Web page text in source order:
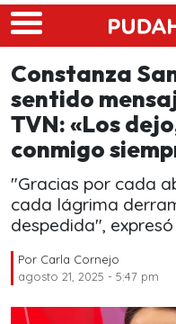
Skip to main content
Constanza
sentido
TVN: «Los
conmigo
"Gracias por cada
cada lágrima
despedida",
Por Carla Cornejo
agosto 21, 2025 - 5:47 pm